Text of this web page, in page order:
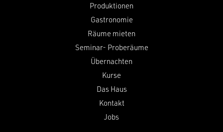
Produktionen
Gastronomie
Räume mieten
Seminar- Proberäume
Übernachten
Kurse
Das Haus
Kontakt
Jobs